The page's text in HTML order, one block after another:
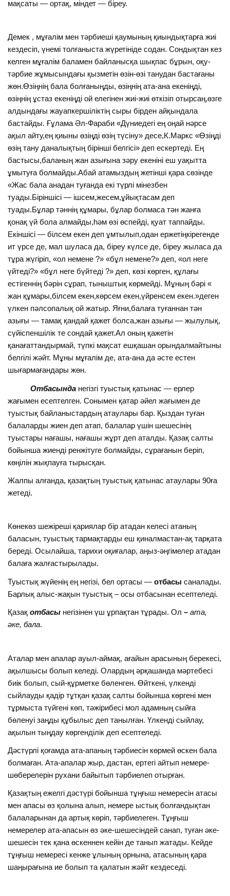
мақсаты — ортақ, міндет — біреу.
Демек , мұғалім мен тәрбиеші қаумының қиындықтарға жиі
кездесіп, үнемі толғаныста жүретініде содан. Сондықтан кез
келген мұғалім баламен байланысқа шықпас бұрын, оқу-
тәрбие жұмысындағы қызметін өзін-өзі танудан бастағаны
жөн.Өзіңнің бала болғаныңды, өзіңнің ата-ана екеніңді,
өзіңнің ұстаз екеніңді ой елегінен жиі-жиі өткізіп отырсаң,өзге
алдындағы жауапкершіліктің сыры бірден айқындала
бастайды. Ғұлама Әл-Фараби «Дүниедегі ең оңай нәрсе
ақыл айту,ең қиыны өзіңді өзің түсіну» десе,К.Маркс «Өзіңді
өзің тану даналықтың бірінші белгісі» деп ескертеді. Ең
бастысы,баланың жан азығына зәру екеніні еш уақытта
ұмытуға болмайды.Абай атамыздың жетінші қара сөзінде
«Жас бала анадан туғанда екі түрлі мінезбен
туады.Біріншісі — ішсем,жесем,ұйықтасам деп
туады.Бұлар тәннің құмары, бұлар болмаса тән жанға
қонақ үй бола алмайды,hәм өзі өспейді, қуат таппайды.
Екіншісі — білсем екен деп ұмтылып,одан ержетіңкірегенде
ит үрсе де, мал шуласа да, біреу күлсе де, біреу жыласа да
тұра жүгіріп, «ол немене ?» «бұл немене?» деп, «ол неге
үйтеді?» «бұл неге бүйтеді ?» деп, көзі көрген, құлағы
естігеннің бәрін сұрап, тыныштық көрмейді. Мұның бәрі «
жан құмары,білсем екен,көрсем екен,үйренсем екен.»деген
үлкен пәлсопалық ой жатыр. Яғни,балаға туғаннан тән
азығы — тамақ қандай қажет болса,жан азығы — жылулық,
сүйіспеншілік те сондай қажет.Ал оның қажетін
қанағаттандырмай, түпкі мақсат ешқашан орындалмайтыны
белгілі жәйт. Мұны мұғалім де, ата-ана да әсте естен
шығармағандары жөн.
Отбасында негізгі туыстық қатынас — ерлер
жағымен есептелген. Сонымен қатар әйел жағымен де
туыстық байланыстардың атаулары бар. Қыздан туған
балаларды жиен деп атап, балалар үшін шешесінің
туыстары нағашы, нағашы жұрт деп аталды. Қазақ салты
бойынша жиенді ренжітуге болмайды, сұрағанын беріп,
көңілін жықпауға тырысқан.
Жалпы алғанда, қазақтың туыстық қатынас атаулары 90ға
жетеді.
Көнекөз шежіреші қариялар бір атадан келесі атаның
баласын, туыстық тармақтарды еш қиналмастан-ақ тарқата
береді. Осылайша, тарихи оқиғалар, аңыз-әңгімелер атадан
балаға жалғастырылады.
Туыстық жүйенің ең негізі, бел ортасы —отбасы саналады.
Барлық алыс-жақын туыстық – осы отбасынан есептеледі.
Қазақотбасы негізінен үш ұрпақтан тұрады. Ол–ата,
әке, бала.
Аталар мен апалар ауыл-аймақ, ағайын арасының берекесі,
ақылшысы болып келеді. Олардың әрқашанда мәртебесі
биік болып, сый-құрметке бөленген. Өйткені, үлкенді
сыйлауды қадір тұтқан қазақ салты бойынша көргені мен
тұрмыста түйгені көп, тәжірибесі мол адамның сыйға
бөленуі заңды құбылыс деп танылған. Үлкенді сыйлау,
ақылын тыңдау көргенділік деп есептеледі.
Дәстүрлі қоғамда ата-апаның тәрбиесін көрмей өскен бала
болмаған. Ата-апалар жыр, дастан, ертегі айтып немере-
шөберелерін рухани байытып тәрбиелеп отырған.
Қазақтың ежелгі дәстүрі бойынша тұңғыш немересін атасы
мен апасы өз қолына алып, немере ыстық болғандықтан
балаларынан да артық көріп, тәрбиелеген. Тұңғыш
немерелер ата-апасын өз әке-шешесіндей санап, туған әке-
шешесін тек қана өскеннен кейін де танып жатады. Кейде
тұңғыш немересі кенже ұлының орнына, атасының қара
шаңырағына ие болып та қалатын жәйт кездеседі.